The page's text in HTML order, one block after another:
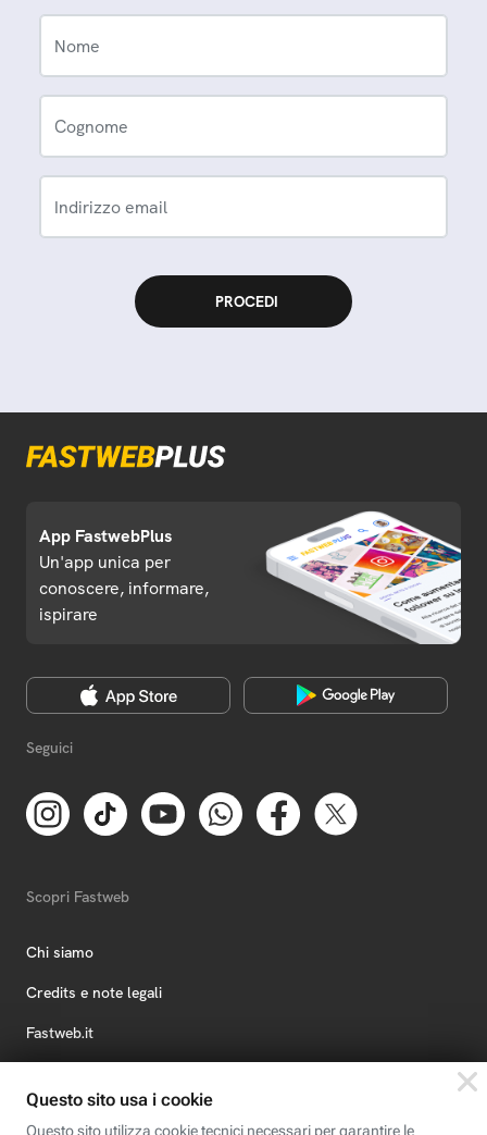
Nome
Cognome
Indirizzo email
App FastwebPlus
Un'app unica per
conoscere, informare,
ispirare
Seguici
Scopri Fastweb
Chi siamo
Credits e note legali
Fastweb.it
Fastweb Digital Academy